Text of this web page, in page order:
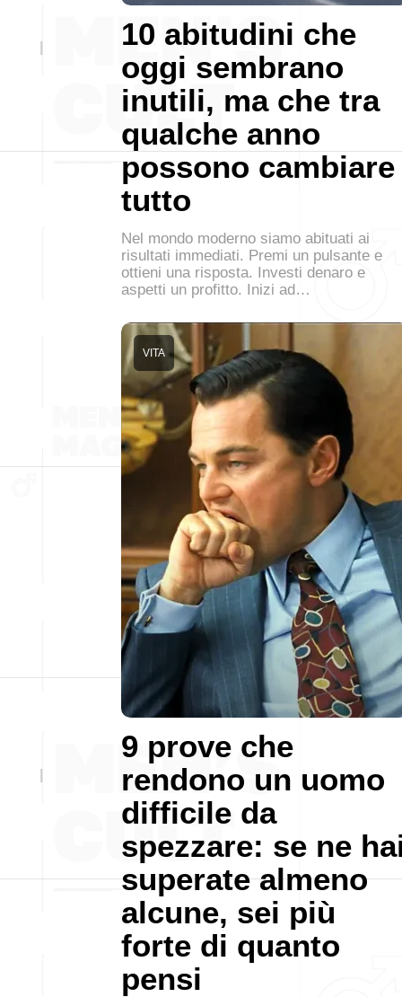
10 abitudini che
oggi sembrano
inutili, ma che tra
qualche anno
possono cambiare
tutto
Nel mondo moderno siamo abituati ai
risultati immediati. Premi un pulsante e
ottieni una risposta. Investi denaro e
aspetti un profitto. Inizi ad…
9 prove che
rendono un uomo
difficile da
spezzare: se ne
superate almeno
alcune, sei più
forte di quanto
pensi
VITA